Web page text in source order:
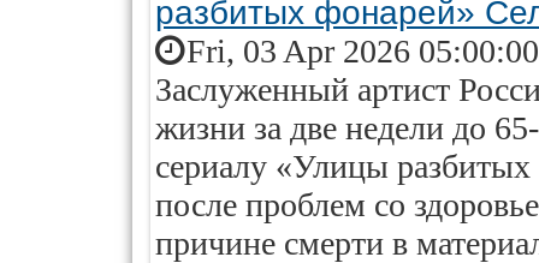
разбитых фонарей»
Fri, 03 Apr 2026
Заслуженный артист
жизни за две недели до
сериалу «Улицы
после проблем со
причине смерти в